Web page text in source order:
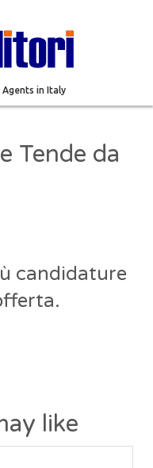
in Italy
Tende da
candidature
like